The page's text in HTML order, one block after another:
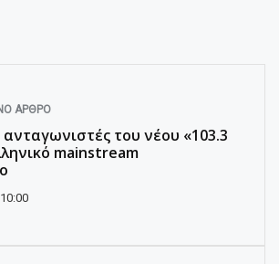
ΆΡΘΡΟ
ανταγωνιστές του νέου «103.3
mainstream